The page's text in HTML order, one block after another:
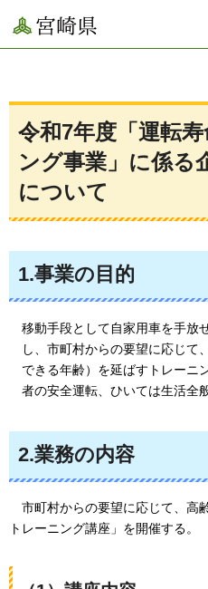
宮崎県
令和7年度「運転
ング事業」に係る
について
1.事業の目的
移動手段として自家用車を手放
し、市町村からの要望に応じて
できる年齢）を延ばすトレーニ
者の安全運転、ひいては生活全
2.業務の内容
市町村からの要望に応じて、高
トレーニング講座」を開催する。